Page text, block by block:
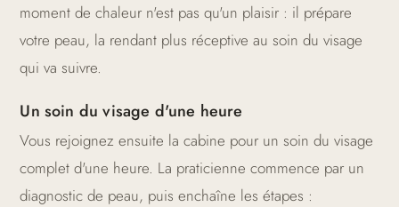
moment de chaleur n'est pas qu'un plaisir : il prépare
votre peau, la rendant plus réceptive au soin du visage
qui va suivre.
Un soin du visage d'une heure
Vous rejoignez ensuite la cabine pour un soin du visage
complet d'une heure. La praticienne commence par un
diagnostic de peau, puis enchaîne les étapes :